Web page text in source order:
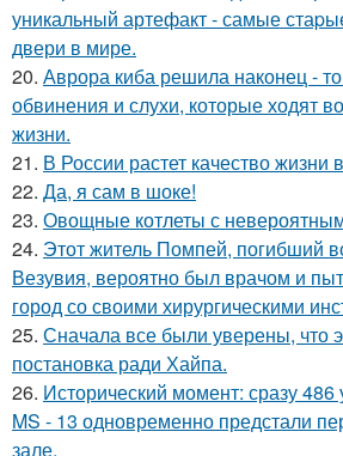
уникальный артефакт - самые
двери в мире.
20. Аврора киба решила наконец - то
обвинения и слухи, которые ходят
жизни.
21. В России растет качество жизни
22. Да, я сам в шоке!
23. Овощные котлеты с
24. Этот житель Помпей, погибший
Везувия, вероятно был врачом и
город со своими хирургическими
25. Сначала все были уверены, что
постановка ради Хайпа.
26. Исторический момент: сразу 486
MS - 13 одновременно предстали
зале.